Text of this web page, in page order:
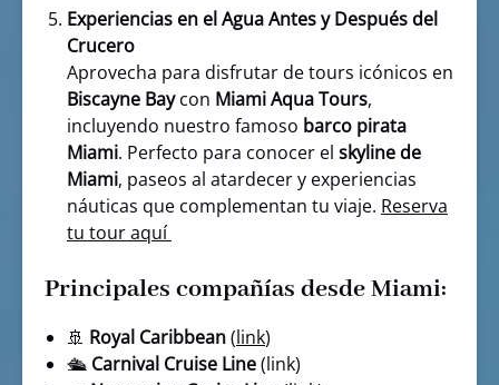
Experiencias en el Agua Antes y Después del
Crucero
Aprovecha para disfrutar de tours icónicos en
Biscayne Baycon Miami Aqua Tours,
incluyendo nuestro famoso barco pirata
Miami. Perfecto para conocer el skyline de
Miami, paseos al atardecer y experiencias
náuticas que complementan tu viaje. Reserva
tu tour aquí
Principales compañías desde Miami:
🚢 Royal Caribbean(link)
🛳️ Carnival Cruise Line(link)